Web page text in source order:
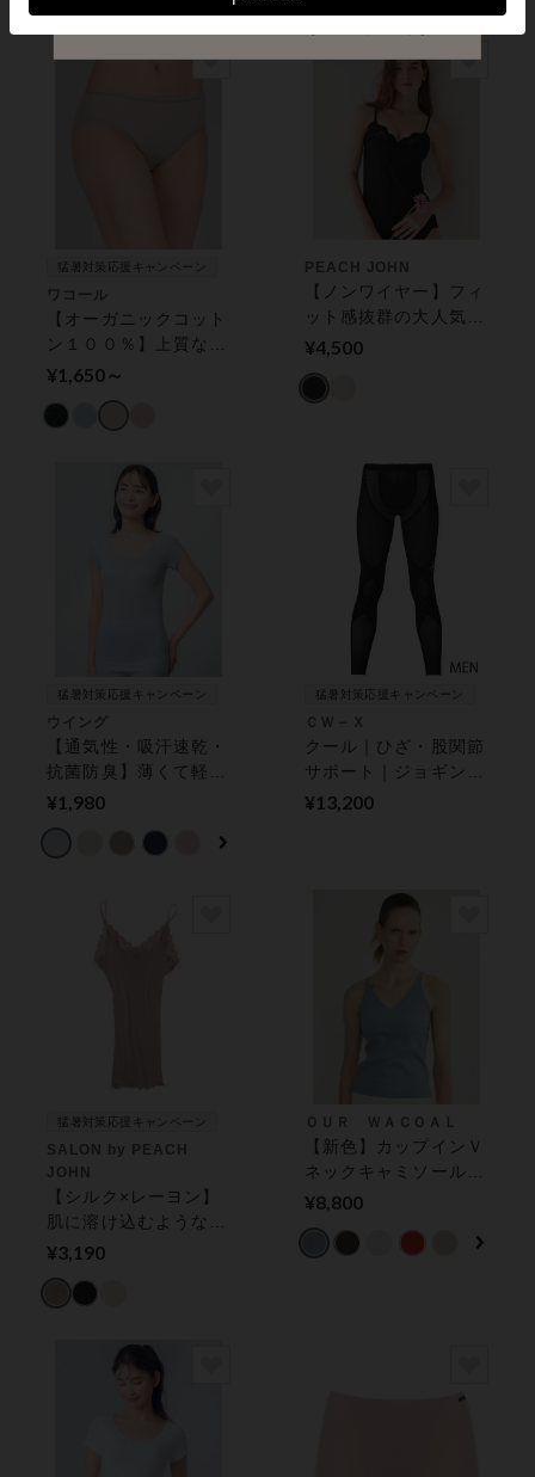
猛暑対策応援キャンペーン
ワコール
【オーガニックコット
ン１００％】上質な光
沢感ふつう丈 ショー
¥1,650～
PEACH JOHN
【ノンワイヤー】フィ
ット感抜群の大人気ブ
ラキャミ。いつでもジ
ルコンフォート カッ
¥4,500
猛暑対策応援キャンペーン
ウイング
【通気性・吸汗速乾・
抗菌防臭】薄くて軽
い！綿の贅沢オーガニ
【環境配慮】 トップ
¥1,980
猛暑対策応援キャンペーン
ＣＷ－Ｘ
クール｜ひざ・股関節
サポート｜ジョギン
グ・ウォーキングに｜
¥13,200
猛暑対策応援キャンペーン
SALON by PEACH
JOHN
【シルク×レーヨン】
肌に溶け込むようなな
めらかさで肌ざわり抜
ャミソール キャミソ
¥3,190
ＯＵＲ ＷＡＣＯＡＬ
【新色】カップインＶ
ネックキャミソール
アウター トップス
¥8,800